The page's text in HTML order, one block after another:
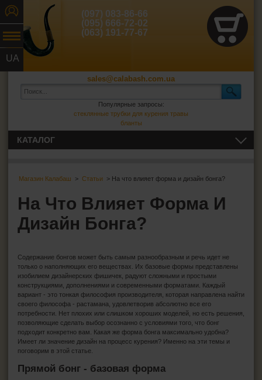
UA
(097) 083-86-66
(095) 666-72-02
(063) 191-77-67
sales@calabash.com.ua
Популярные запросы:
стеклянные трубки для курения травы
бланты
Магазин Калабаш > Статьи > На что влияет форма и дизайн бонга?
На Что Влияет Форма И
Дизайн Бонга?
Содержание бонгов может быть самым разнообразным и речь идет не
только о наполняющих его веществах. Их базовые формы представлены
изобилием дизайнерских фишичек, радуют сложными и простыми
конструкциями, дополнениями и современными форматами. Каждый
вариант - это тонкая философия производителя, которая направлена найти
своего философа - растамана, удовлетворив абсолютно все его
потребности. Нет плохих или слишком хороших моделей, но есть решения,
позволяющие сделать выбор осознанно с условиями того, что бонг
подходит конкретно вам. Какая же форма бонга максимально удобна?
Имеет ли значение дизайн на процесс курения? Именно на эти темы и
поговорим в этой статье.
Прямой бонг - базовая форма
КАТАЛОГ
ВСЁ ДЛЯ СИГАРЕТ И САМОКРУТОК
ПЕПЕЛЬНИЦЫ
HEADSHOP (ХЭДШОП)
КАЛЬЯНЫ И ВСЁ ДЛЯ НИХ